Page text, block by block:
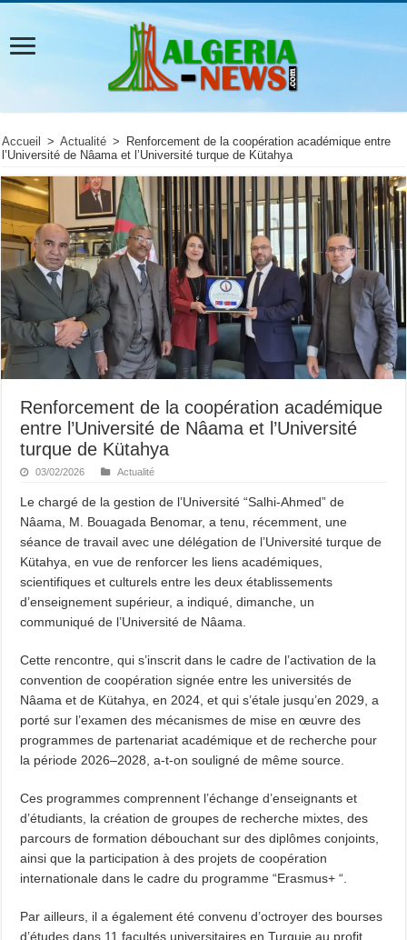
Accueil > Actualité >
Renforcement de la coopération académique entre
l’Université de Nâama et l’Université turque de Kütahya
Renforcement de la coopération académique
entre l’Université de Nâama et l’Université
turque de Kütahya
03/02/2026 Actualité
Le chargé de la gestion de l’Université “Salhi-Ahmed” de
Nâama, M. Bouagada Benomar, a tenu, récemment, une
séance de travail avec une délégation de l’Université turque de
Kütahya, en vue de renforcer les liens académiques,
scientifiques et culturels entre les deux établissements
d’enseignement supérieur, a indiqué, dimanche, un
communiqué de l’Université de Nâama.
Cette rencontre, qui s’inscrit dans le cadre de l’activation de la
convention de coopération signée entre les universités de
Nâama et de Kütahya, en 2024, et qui s’étale jusqu’en 2029, a
porté sur l’examen des mécanismes de mise en œuvre des
programmes de partenariat académique et de recherche pour
la période 2026–2028, a-t-on souligné de même source.
Ces programmes comprennent l’échange d’enseignants et
d’étudiants, la création de groupes de recherche mixtes, des
parcours de formation débouchant sur des diplômes conjoints,
ainsi que la participation à des projets de coopération
internationale dans le cadre du programme “Erasmus+ “.
Par ailleurs, il a également été convenu d’octroyer des bourses
d’études dans 11 facultés universitaires en Turquie au profit